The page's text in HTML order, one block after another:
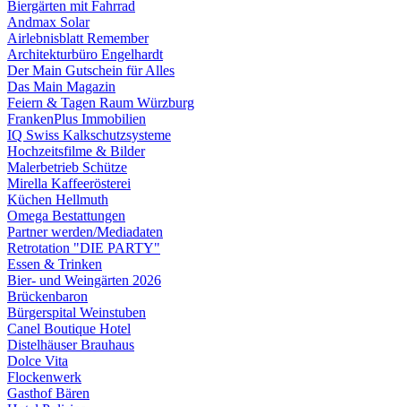
Biergärten mit Fahrrad
Andmax Solar
Airlebnisblatt Remember
Architekturbüro Engelhardt
Der Main Gutschein für Alles
Das Main Magazin
Feiern & Tagen Raum Würzburg
FrankenPlus Immobilien
IQ Swiss Kalkschutzsysteme
Hochzeitsfilme & Bilder
Malerbetrieb Schütze
Mirella Kaffeerösterei
Küchen Hellmuth
Omega Bestattungen
Partner werden/Mediadaten
Retrotation "DIE PARTY"
Essen & Trinken
Bier- und Weingärten 2026
Brückenbaron
Bürgerspital Weinstuben
Canel Boutique Hotel
Distelhäuser Brauhaus
Dolce Vita
Flockenwerk
Gasthof Bären